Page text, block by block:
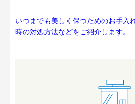
いつまでも美しく保つためのお手入
時の対処方法などをご紹介します。